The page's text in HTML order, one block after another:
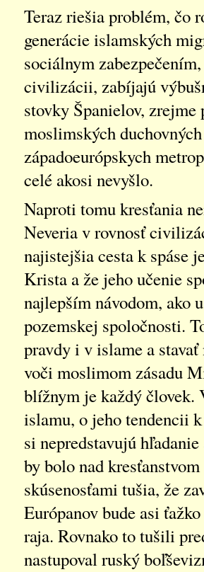
Teraz riešia problém, čo
generácie islamských
sociálnym
civilizácii, zabíjajú
stovky Španielov,
moslimských
západoeurópskych
celé akosi nevyšlo.
Naproti tomu kresťania
Neveria v rovnosť
najistejšia cesta k spáse
Krista a že jeho učenie
najlepším návodom, ako
pozemskej spoločnosti.
pravdy i v islame a
voči moslimom zásadu
blížnym je každý človek.
islamu, o jeho tendencii
si nepredstavujú
by bolo nad
skúsenosťami tušia, že
Európanov bude asi
raja. Rovnako to tušili
nastupoval ruský